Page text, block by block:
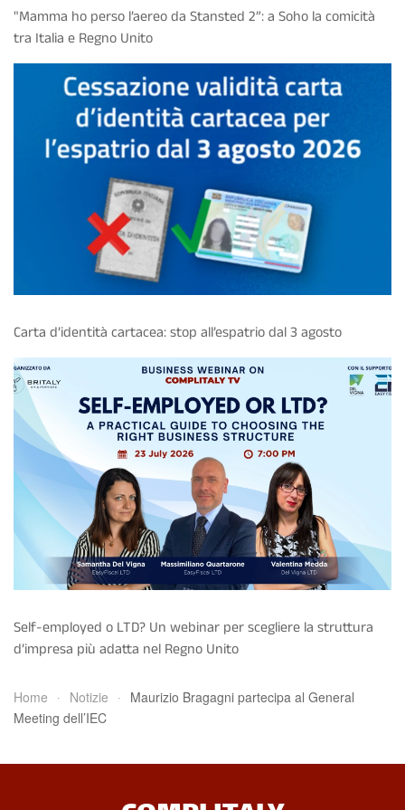
"Mamma ho perso l’aereo da Stansted 2”: a Soho la comicità
tra Italia e Regno Unito
Carta d’identità cartacea: stop all’espatrio dal 3 agosto
Self-employed o LTD? Un webinar per scegliere la struttura
d’impresa più adatta nel Regno Unito
Home Notizie
Maurizio Bragagni partecipa al General
Meeting dell’IEC